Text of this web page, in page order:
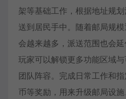
架等基础工作，根据地址规
送到居民手中。随着邮局规
会越来越多，派送范围也会延
玩家可以解锁更多功能区域
团队阵容。完成日常工作和
币等奖励，用来升级邮局设